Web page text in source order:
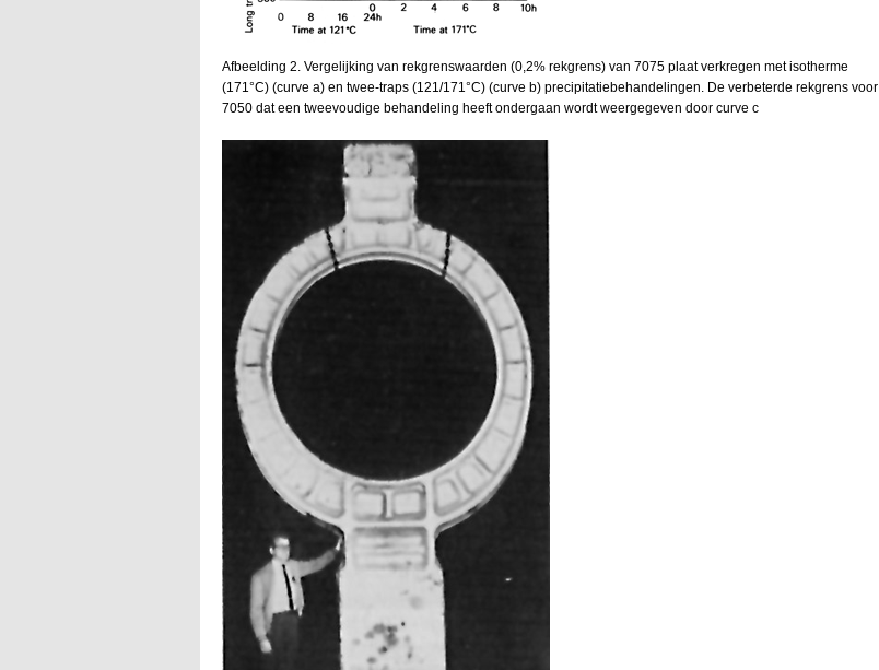
Afbeelding 2. Vergelijking van rekgrenswaarden (0,2% rekgrens) van 7075 plaat verkregen met isotherme
(171°C) (curve a) en twee-traps (121/171°C) (curve b) precipitatiebehandelingen. De verbeterde rekgrens voor
7050 dat een tweevoudige behandeling heeft ondergaan wordt weergegeven door curve c